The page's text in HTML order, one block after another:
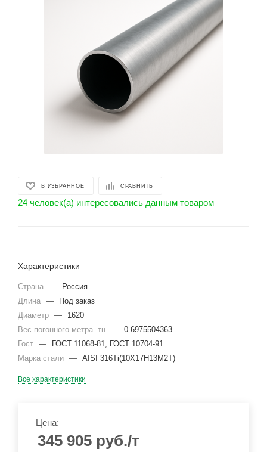
В ИЗБРАННОЕ СРАВНИТЬ
24 человек(а) интересовались данным товаром
Характеристики
Страна —
Россия
Длина —
Под заказ
Диаметр —
1620
Вес погонного метра. тн — 0.6975504363
Гост —
ГОСТ 11068-81, ГОСТ 10704-91
Марка стали — AISI 316Ti(10Х17Н13М2Т)
Все характеристики
Цена:
345 905 руб./т